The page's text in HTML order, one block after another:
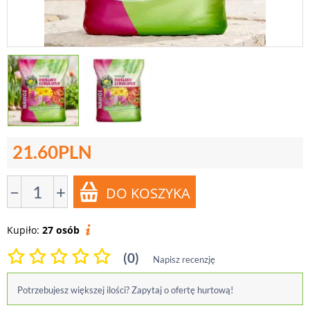
21.60PLN
− +
Kupiło: 27 osób
(0) Napisz recenzję
Potrzebujesz większej ilości? Zapytaj o ofertę hurtową!